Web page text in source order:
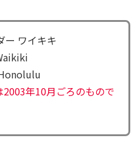
ワイキキ
年10月ごろのもので